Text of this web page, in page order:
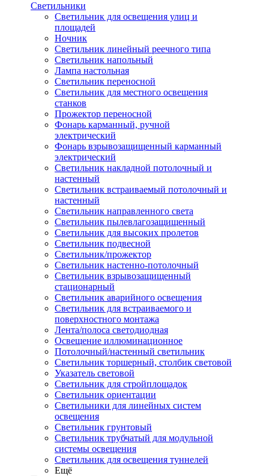
Светильники
Светильник для освещения улиц и
площадей
Ночник
Светильник линейный реечного типа
Светильник напольный
Лампа настольная
Светильник переносной
Светильник для местного освещения
станков
Прожектор переносной
Фонарь карманный, ручной
электрический
Фонарь взрывозащищенный карманный
электрический
Светильник накладной потолочный и
настенный
Светильник встраиваемый потолочный и
настенный
Светильник направленного света
Светильник пылевлагозащищенный
Светильник для высоких пролетов
Светильник подвесной
Светильник/прожектор
Светильник настенно-потолочный
Светильник взрывозащищенный
стационарный
Светильник аварийного освещения
Светильник для встраиваемого и
поверхностного монтажа
Лента/полоса светодиодная
Освещение иллюминационное
Потолочный/настенный светильник
Светильник торшерный, столбик световой
Указатель световой
Светильник для стройплощадок
Светильник ориентации
Светильники для линейных систем
освещения
Светильник грунтовый
Светильник трубчатый для модульной
системы освещения
Светильник для освещения туннелей
Ещё